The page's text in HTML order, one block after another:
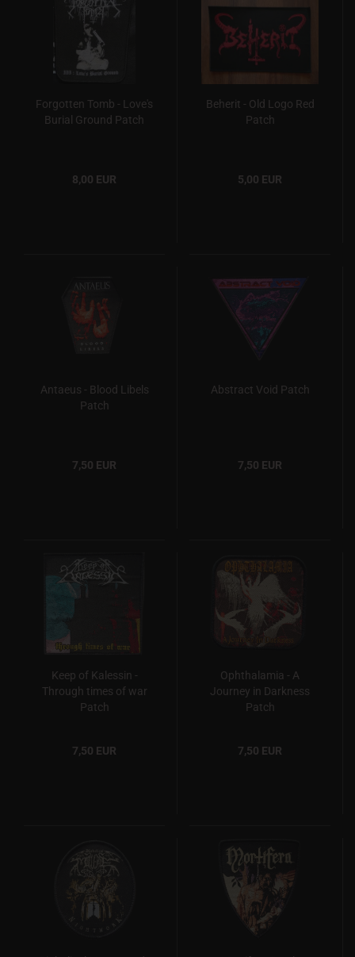
Forgotten Tomb - Love's
Burial Ground Patch
8,00 EUR
Beherit - Old Logo Red
Patch
5,00 EUR
Antaeus - Blood Libels
Patch
7,50 EUR
Abstract Void Patch
7,50 EUR
Keep of Kalessin -
Through times of war
Patch
7,50 EUR
Ophthalamia - A
Journey in Darkness
Patch
7,50 EUR